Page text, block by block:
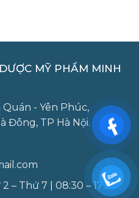
MỸ PHẨM MINH
- Yên Phúc,
Đông, TP Hà Nội.
– Thứ 7 | 08:30 – 17:30